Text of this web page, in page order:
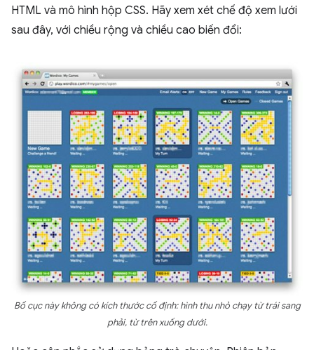
HTML và mô hình hộp CSS. Hãy xem xét chế độ xem lưới
sau đây, với chiều rộng và chiều cao biến đổi:
Bố cục này không có kích thước cố định: hình thu nhỏ chạy từ trái sang
phải, từ trên xuống dưới.